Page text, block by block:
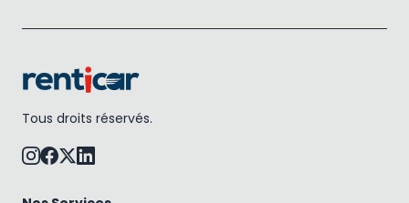
Tous droits réservés.